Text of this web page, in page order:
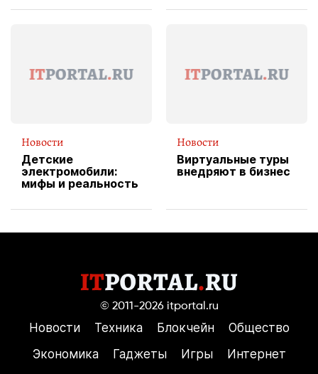
вводит
Новости
Детские
электромобили:
мифы и реальность
Новости
Виртуальные туры
внедряют в бизнес
© 2011-2026 itportal.ru
Новости Техника Блокчейн
Общество
Экономика
Гаджеты Игры
Интернет